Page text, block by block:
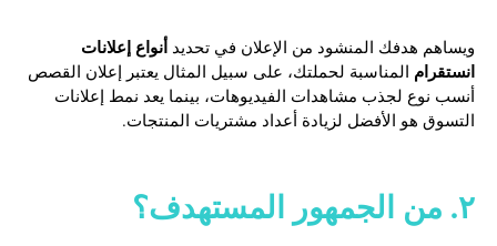
ويساهم هدفك المنشود من الإعلان في تحديدأنواع إعلانات
انستقرامالمناسبة لحملتك، على سبيل المثال يعتبر إعلان القصص
أنسب نوع لجذب مشاهدات الفيديوهات، بينما يعد نمط إعلانات
التسوق هو الأفضل لزيادة أعداد مشتريات المنتجات.